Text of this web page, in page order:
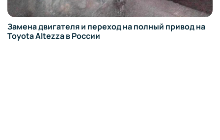
Замена двигателя и переход на полный привод на
Toyota Altezza в России